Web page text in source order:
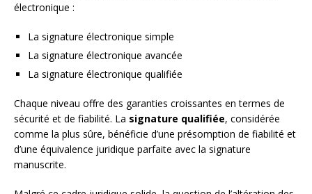
électronique :
La signature électronique simple
La signature électronique avancée
La signature électronique qualifiée
Chaque niveau offre des garanties croissantes en termes de
sécurité et de fiabilité. La signature qualifiée, considérée
comme la plus sûre, bénéficie d’une présomption de fiabilité et
d’une équivalence juridique parfaite avec la signature
manuscrite.